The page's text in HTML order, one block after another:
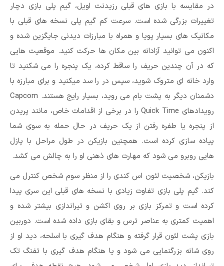
در مقایسه با بازی های قبلی رزیدنت اویل، گیم پلی بازی دچار
تغییرات بزرگی شده است. سرعت کم گیم پلی نسخه های قبلی با
مکانیک های بسیار پویا و همراه با مبارزات دیدنی جایگزین شده و
اکنون می توانید آزادانه بین مکان ها حرکت کنید. موقعیت هایی
که در آن چندین حریف را ساقط کرده، یک پنجره را می شکنید تا
وارد خانه ای متروک شوید، سپس در را سد میکنید و برای مبارزه با
دشمنان دیگر به پشت بام می روید، بسیار رایج هستند. Capcom
رویدادهای Quick Time را در برخی از اقدامات خاص، مانند پریدن
از پنجره یا طفره رفتن از یک حریف در حال حمله به سوی شما
پیاده سازی کرده است. همچنین بازیکن در طول مراحل با پازل
هایی روبرو می شود که مهارت های ذهنی او را به چالش می کشد.
بازیکن، شخصیت لئون اس کندی را از منظر سوم شخص کنترل می
کند. گیم پلی بازی تفاوت زیادی با نسخه های قبلی این سری پیدا
کرده است و تمرکز بازی بر روی اکشن و تیراندازی بیشتر شده و
اهمیت کمتری به عناصر ترس و بقای بازی داده شده است. دوربین
بازی پشت لئون قرار گرفته و هنگام هدف گیری با اسلحه، دید او از
روی شانه بزرگنمایی می شود و یا هنگام هدف گیری با تفنگ تک